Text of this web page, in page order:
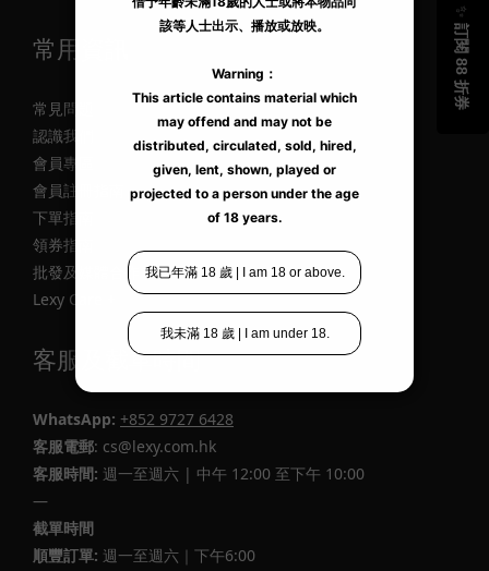
常用資訊
常見問題
認識我們
會員專區
會員註冊指南
下單指南
領券指南
批發及媒體合作
Lexy Care +
客服及截單時間
WhatsApp: +852 9727 6428
客服電郵: cs@lexy.com.hk
客服時間: 週一至週六 | 中午 12:00 至下午 10:00
—
截單時間
順豐訂單: 週一至週六｜下午6:00